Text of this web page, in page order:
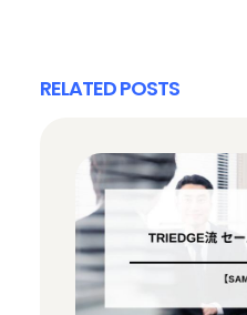
RELATED POSTS